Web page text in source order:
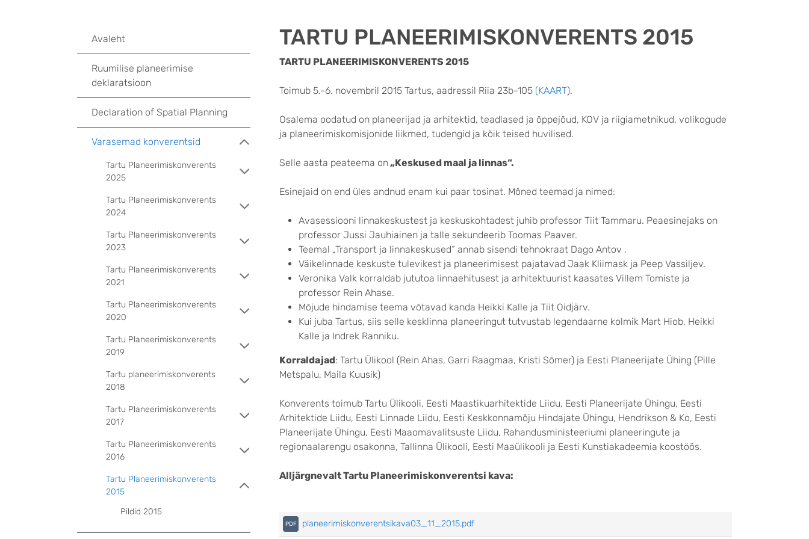
TARTU PLANEERIMISKONVERENTS 2015
TARTU PLANEERIMISKONVERENTS 2015
Toimub 5.-6. novembril 2015 Tartus, aadressil Riia 23b-105 (KAART).
Osalema oodatud on planeerijad ja arhitektid, teadlased ja õppejõud, KOV ja riigiametnikud, volikogude
ja planeerimiskomisjonide liikmed, tudengid ja kõik teised huvilised.
Selle aasta peateema on„Keskused maal ja linnas“.
Esinejaid on end üles andnud enam kui paar tosinat. Mõned teemad ja nimed:
Avasessiooni linnakeskustest ja keskuskohtadest juhib professor Tiit Tammaru. Peaesinejaks on
professor Jussi Jauhiainen ja talle sekundeerib Toomas Paaver.
Teemal „Transport ja linnakeskused“ annab sisendi tehnokraat Dago Antov .
Väikelinnade keskuste tulevikest ja planeerimisest pajatavad Jaak Kliimask ja Peep Vassiljev.
Veronika Valk korraldab jututoa linnaehitusest ja arhitektuurist kaasates Villem Tomiste ja
professor Rein Ahase.
Mõjude hindamise teema võtavad kanda Heikki Kalle ja Tiit Oidjärv.
Kui juba Tartus, siis selle kesklinna planeeringut tutvustab legendaarne kolmik Mart Hiob, Heikki
Kalle ja Indrek Ranniku.
Korraldajad: Tartu Ülikool (Rein Ahas, Garri Raagmaa, Kristi Sõmer) ja Eesti Planeerijate Ühing (Pille
Metspalu, Maila Kuusik)
Konverents toimub Tartu Ülikooli, Eesti Maastikuarhitektide Liidu, Eesti Planeerijate Ühingu, Eesti
Arhitektide Liidu, Eesti Linnade Liidu, Eesti Keskkonnamõju Hindajate Ühingu, Hendrikson & Ko, Eesti
Planeerijate Ühingu, Eesti Maaomavalitsuste Liidu, Rahandusministeeriumi planeeringute ja
regionaalarengu osakonna, Tallinna Ülikooli, Eesti Maaülikooli ja Eesti Kunstiakadeemia koostöös.
Alljärgnevalt Tartu Planeerimiskonverentsi kava:
planeerimiskonverentsikava03_11_2015.pdf
Avaleht
Ruumilise planeerimise
deklaratsioon
Declaration of Spatial Planning
Varasemad konverentsid
Tartu Planeerimiskonverents
2025
Tartu Planeerimiskonverents
2024
Tartu Planeerimiskonverents
2023
Tartu Planeerimiskonverents
2021
Tartu Planeerimiskonverents
2020
Tartu Planeerimiskonverents
2019
Tartu planeerimiskonverents
2018
Tartu Planeerimiskonverents
2017
Tartu Planeerimiskonverents
2016
Tartu Planeerimiskonverents
2015
Pildid 2015